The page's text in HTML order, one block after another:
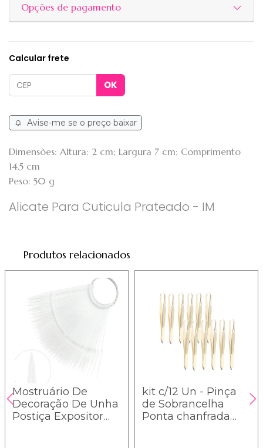
Opções de pagamento
Calcular frete
Avise-me se o preço baixar
Dimensões: Altura: 2 cm; Largura 7 cm; Comprimento
14.5 cm
Peso: 50 g
Alicate Para Cuticula Prateado - IM
Produtos relacionados
Mostruário De
Decoração De Unha
Postiça Expositor
kit c/12 Un - Pinça
de Sobrancelha
Ponta chanfrada